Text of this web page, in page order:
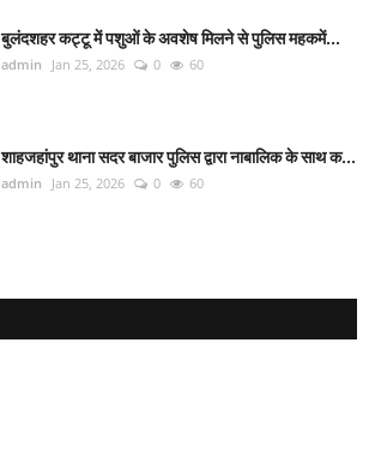
बुलंदशहर कट्टू में पशुओं के अवशेष मिलने से पुलिस महकमें...
admin Jan 25, 2026 0 60
शाहजहांपुर थाना सदर बाजार पुलिस द्वारा नाबालिक के साथ क...
admin Jan 25, 2026 0 60